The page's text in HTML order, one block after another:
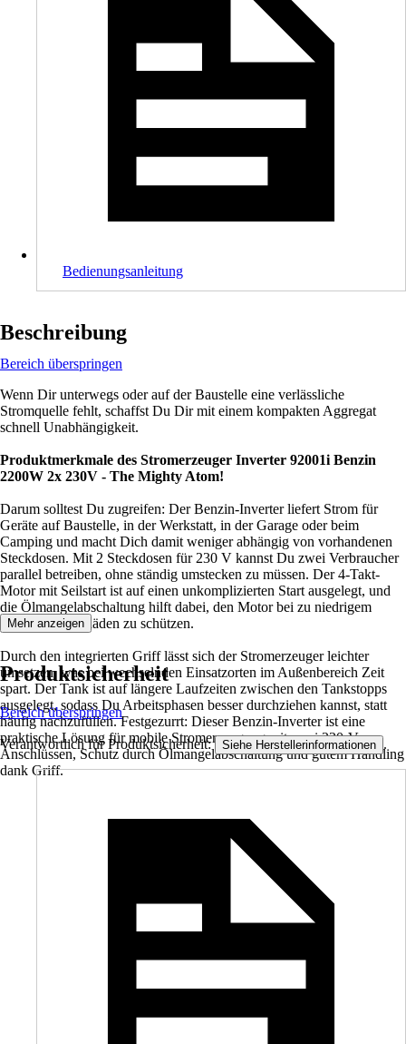
Bedienungsanleitung
Beschreibung
Bereich überspringen
Wenn Dir unterwegs oder auf der Baustelle eine verlässliche
Stromquelle fehlt, schaffst Du Dir mit einem kompakten Aggregat
schnell Unabhängigkeit.
Produktmerkmale des Stromerzeuger Inverter 92001i Benzin
2200W 2x 230V - The Mighty Atom!
Darum solltest Du zugreifen: Der Benzin-Inverter liefert Strom für
Geräte auf Baustelle, in der Werkstatt, in der Garage oder beim
Camping und macht Dich damit weniger abhängig von vorhandenen
Steckdosen. Mit 2 Steckdosen für 230 V kannst Du zwei Verbraucher
parallel betreiben, ohne ständig umstecken zu müssen. Der 4-Takt-
Motor mit Seilstart ist auf einen unkomplizierten Start ausgelegt, und
die Ölmangelabschaltung hilft dabei, den Motor bei zu niedrigem
Ölstand vor Schäden zu schützen.
Durch den integrierten Griff lässt sich der Stromerzeuger leichter
umsetzen, was bei wechselnden Einsatzorten im Außenbereich Zeit
spart. Der Tank ist auf längere Laufzeiten zwischen den Tankstopps
ausgelegt, sodass Du Arbeitsphasen besser durchziehen kannst, statt
häufig nachzufüllen. Festgezurrt: Dieser Benzin-Inverter ist eine
praktische Lösung für mobile Stromerzeugung mit zwei 230-V-
Anschlüssen, Schutz durch Ölmangelabschaltung und gutem Handling
dank Griff.
Mehr anzeigen
Produktsicherheit
Bereich überspringen
Verantwortlich für Produktsicherheit: Siehe Herstellerinformationen .